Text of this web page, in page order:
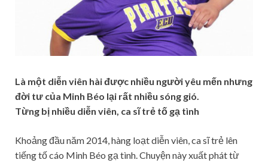
Là một diễn viên hài được nhiều người yêu mến nhưng
đời tư của Minh Béo lại rất nhiều sóng gió.
Từng bị nhiều diễn viên, ca sĩ trẻ tố gạ tình
Khoảng đầu năm 2014, hàng loạt diễn viên, ca sĩ trẻ lên
tiếng tố cáo Minh Béo gạ tình. Chuyện này xuất phát từ